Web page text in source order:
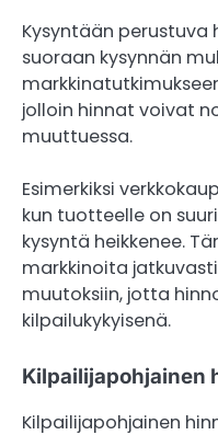
Kysyntään
suoraan kysynnän
jolloin hinnat voivat
muuttuessa.
Esimerkiksi
kun tuotteelle on
kysyntä heikkenee.
markkinoita
muutoksiin, jotta
kilpailukykyisenä.
Kilpailijapohjainen
Kilpailijapohjainen